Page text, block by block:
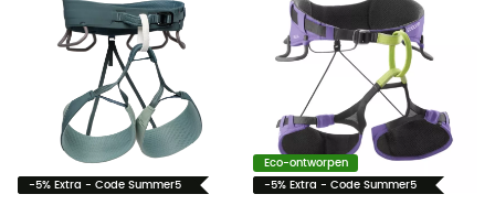
-5% Extra - Code Summer5
Eco-ontworpen
-5% Extra - Code Summer5